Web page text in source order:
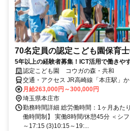
70名定員の認定こども園保育
5年以上の経験者募集！ICT活用で働きや
認定こども園 コウガの森・共和
交通・アクセス JR高崎線「本庄駅」
無料駐車場あり）
月給263,000円～300,000円
埼玉県本庄市
勤務時間詳細 総労働時間：1ヶ月あた
働時間制】 実働8時間/休憩45分 ＜シ
～17:15 (3)10:15～19:...